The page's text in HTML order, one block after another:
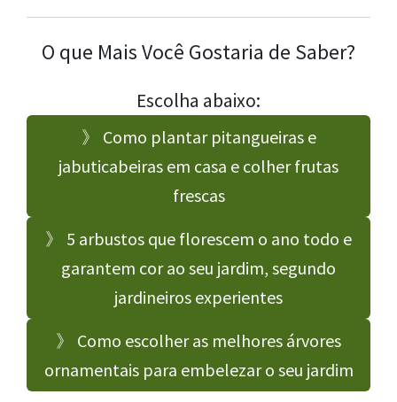
O que Mais Você Gostaria de Saber?
Escolha abaixo:
》 Como plantar pitangueiras e
jabuticabeiras em casa e colher frutas
frescas
》 5 arbustos que florescem o ano todo e
garantem cor ao seu jardim, segundo
jardineiros experientes
》 Como escolher as melhores árvores
ornamentais para embelezar o seu jardim